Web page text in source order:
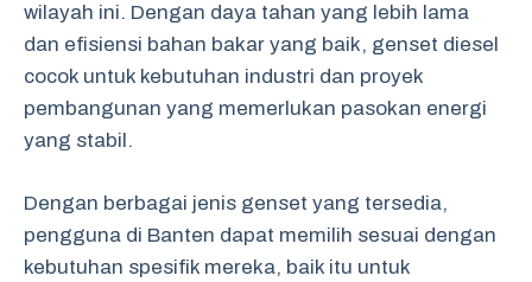
wilayah ini. Dengan daya tahan yang lebih lama
dan efisiensi bahan bakar yang baik, genset diesel
cocok untuk kebutuhan industri dan proyek
pembangunan yang memerlukan pasokan energi
yang stabil.
Dengan berbagai jenis genset yang tersedia,
pengguna di Banten dapat memilih sesuai dengan
kebutuhan spesifik mereka, baik itu untuk